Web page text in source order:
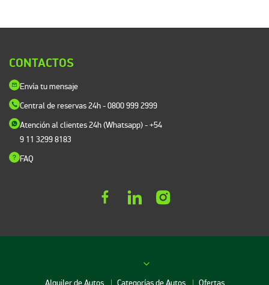
CONTACTOS
Envía tu mensaje
Central de reservas 24h- 0800 999 2999
Atención al clientes 24h (Whatsapp)- +54
9 11 3299 8183
FAQ
Alquiler de Autos Categorías de Autos Ofertas